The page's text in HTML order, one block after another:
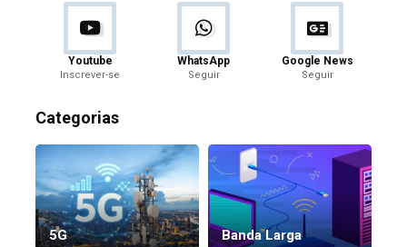
Youtube
Inscrever-se
WhatsApp
Seguir
Google News
Seguir
Categorias
5G Banda Larga